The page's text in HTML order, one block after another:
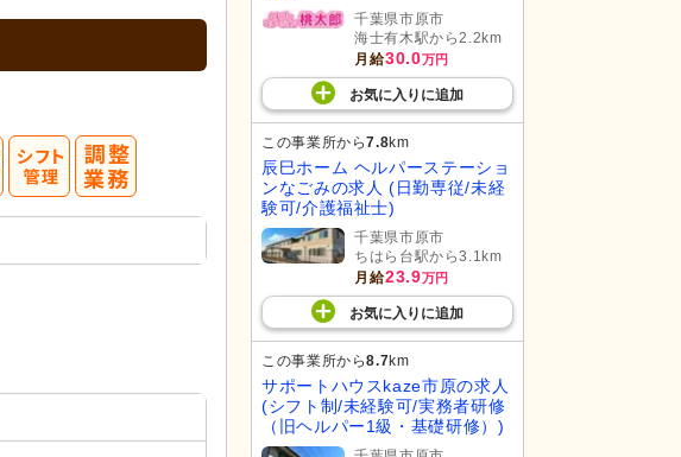
千葉県市原市
海士有木駅から2.2km
月給30.0万円
お気に入り に追加
この事業所から7.8km
辰巳ホーム ヘルパーステーショ
ンなごみの求人 (日勤専従/未経
験可/介護福祉士)
千葉県市原市
ちはら台駅から3.1km
月給23.9万円
お気に入り に追加
この事業所から8.7km
サポートハウスkaze市原の求人
(シフト制/未経験可/実務者研修
（旧ヘルパー1級・基礎研修）)